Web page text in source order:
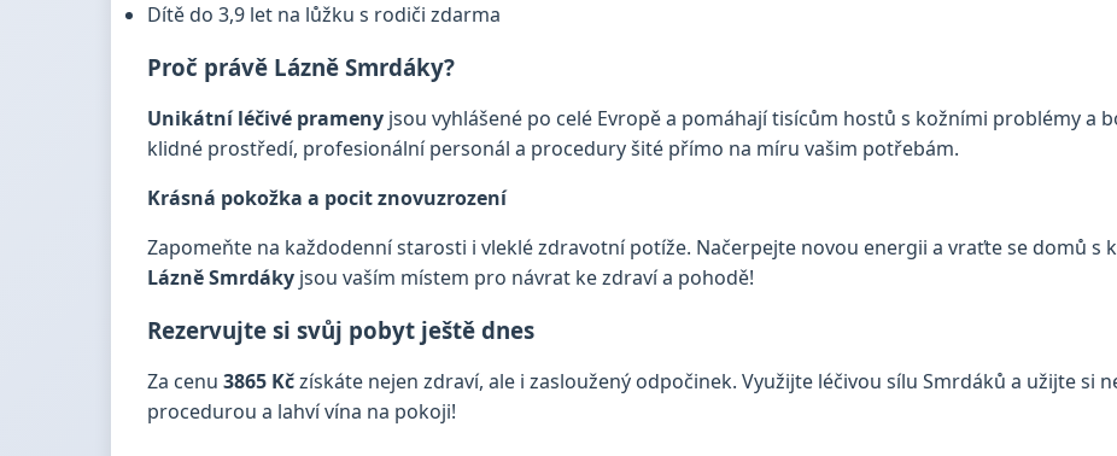
Dítě do 3,9 let na lůžku s rodiči zdarma
Proč právě Lázně Smrdáky?
Unikátní léčivé prameny jsou vyhlášené po celé Evropě a pomáhají tisícům hostů s kožními problémy a
klidné prostředí, profesionální personál a procedury šité přímo na míru vašim potřebám.
Krásná pokožka a pocit znovuzrození
Zapomeňte na každodenní starosti i vleklé zdravotní potíže. Načerpejte novou energii a vraťte se domů s
Lázně Smrdáky jsou vaším místem pro návrat ke zdraví a pohodě!
Rezervujte si svůj pobyt ještě dnes
Za cenu 3865 Kčzískáte nejen zdraví, ale i zasloužený odpočinek. Využijte léčivou sílu Smrdáků a užijte si
procedurou a lahví vína na pokoji!